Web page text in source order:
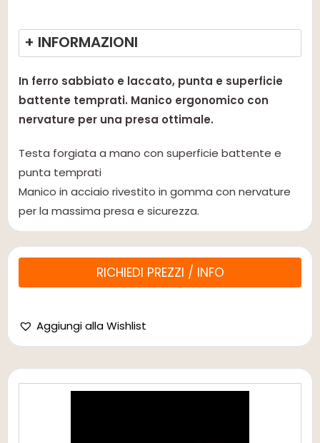
+ INFORMAZIONI
In ferro sabbiato e laccato, punta e superficie
battente temprati. Manico ergonomico con
nervature per una presa ottimale.
Testa forgiata a mano con superficie battente e
punta temprati
Manico in acciaio rivestito in gomma con nervature
per la massima presa e sicurezza.
RICHIEDI PREZZI / INFO
Aggiungi alla Wishlist